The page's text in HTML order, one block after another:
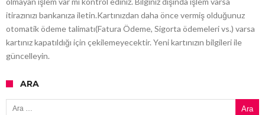
itirazınızı bankanıza iletin.Kartınızdan daha önce vermiş olduğunuz
otomatik ödeme talimatı(Fatura Ödeme, Sigorta ödemeleri vs.) varsa
kartınız kapatıldığı için çekilemeyecektir. Yeni kartınızın bilgileri ile
güncelleyin.
ARA
Arama: